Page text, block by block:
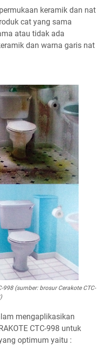
keramik dan nat
cat yang sama
atau tidak ada
dan warna garis nat
(sumber: brosur Cerakote CTC-
mengaplikasikan
CTC-998 untuk
optimum yaitu :